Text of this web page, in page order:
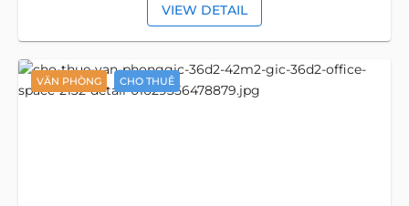
VIEW DETAIL
VĂN PHÒNG CHO THUÊ